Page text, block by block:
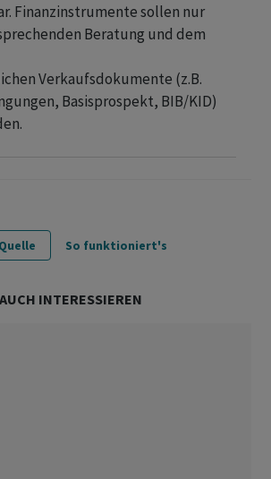
Finanzinstrumente sollen nur
Beratung und dem
Verkaufsdokumente (z.B.
Basisprospekt, BIB/KID)
So funktioniert's
INTERESSIEREN